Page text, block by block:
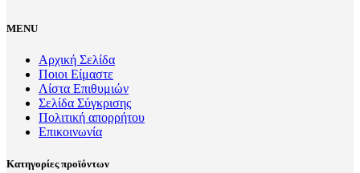
MENU
Αρχική Σελίδα
Ποιοι Είμαστε
Λίστα Επιθυμιών
Σελίδα Σύγκρισης
Πολιτική απορρήτου
Επικοινωνία
Κατηγορίες προϊόντων